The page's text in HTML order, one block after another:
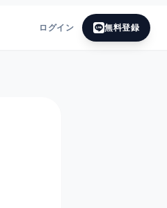
ログイン 無料登録